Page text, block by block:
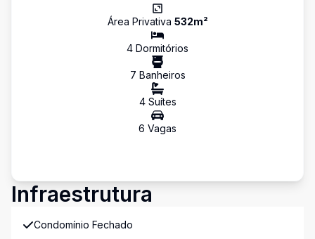
Área Privativa 532m²
4 Dormitórios
7 Banheiros
4Suítes
6 Vagas
Infraestrutura
Condomínio Fechado